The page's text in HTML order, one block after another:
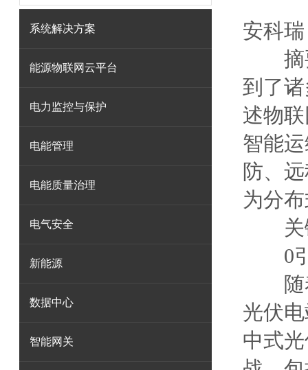
系统解决方案
能源物联网云平台
电力监控与保护
电能管理
电能质量治理
电气安全
新能源
数据中心
智能网关
安科
摘要
到了
述物
智能
防、
为分
关键
0引
随着
光伏
中式